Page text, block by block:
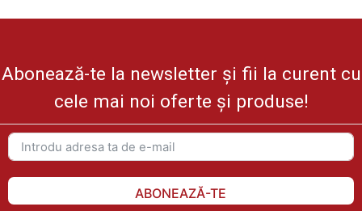
Abonează-te la newsletter și fii la curent cu
cele mai noi oferte și produse!
ABONEAZĂ-TE